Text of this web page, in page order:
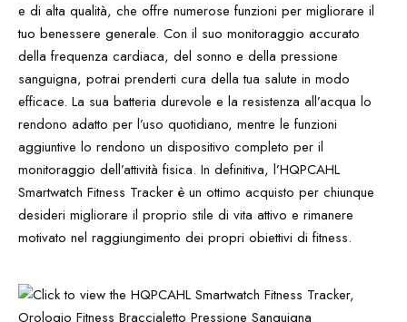
e di alta qualità, che offre numerose funzioni per migliorare il
tuo benessere generale. Con il suo monitoraggio accurato
della frequenza cardiaca, del sonno e della pressione
sanguigna, potrai prenderti cura della tua salute in modo
efficace. La sua batteria durevole e la resistenza all’acqua lo
rendono adatto per l’uso quotidiano, mentre le funzioni
aggiuntive lo rendono un dispositivo completo per il
monitoraggio dell’attività fisica. In definitiva, l’HQPCAHL
Smartwatch Fitness Tracker è un ottimo acquisto per chiunque
desideri migliorare il proprio stile di vita attivo e rimanere
motivato nel raggiungimento dei propri obiettivi di fitness.